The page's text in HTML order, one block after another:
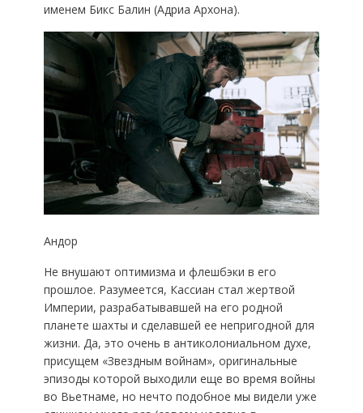
именем Бикс Балин (Адриа Архона).
Андор
Не внушают оптимизма и флешбэки в его
прошлое. Разумеется, Кассиан стал жертвой
Империи, разрабатывавшей на его родной
планете шахты и сделавшей ее непригодной для
жизни. Да, это очень в антиколониальном духе,
присущем «Звездным войнам», оригинальные
эпизоды которой выходили еще во время войны
во Вьетнаме, но нечто подобное мы видели уже